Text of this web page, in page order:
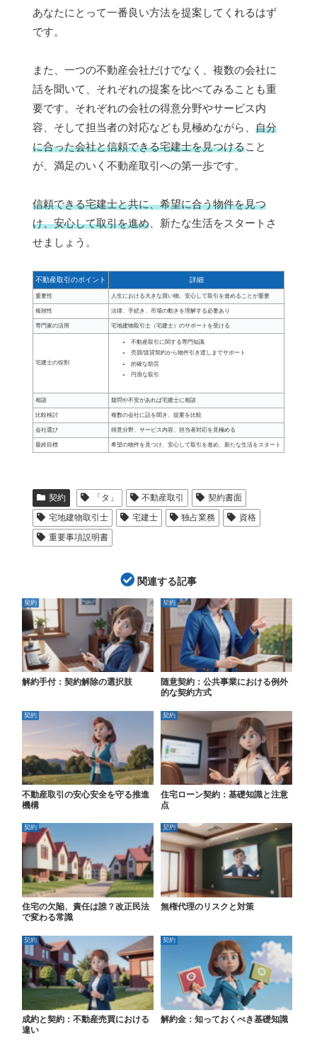
あなたにとって一番良い方法を提案してくれるはず
です。
また、一つの不動産会社だけでなく、複数の会社に
話を聞いて、それぞれの提案を比べてみることも重
要です。それぞれの会社の得意分野やサービス内
容、そして担当者の対応なども見極めながら、 自分
に合った会社と信頼できる宅建士を見つけること
が、満足のいく不動産取引への第一歩です。
信頼できる宅建士と共に、希望に合う物件を見つ
け、安心して取引を進め 、新たな生活をスタートさ
せましょう。
不動産取引のポイント 詳細
重要性 人生における大きな買い物。安心して取引を進めることが重要
複雑性 法律、手続き、市場の動きを理解する必要あり
専門家の活用 宅地建物取引士（宅建士）のサポートを受ける
宅建士の役割
不動産取引に関する専門知識
売買/賃貸契約から物件引き渡しまでサポート
的確な助言
円滑な取引
相談 疑問や不安があれば宅建士に相談
比較検討 複数の会社に話を聞き、提案を比較
会社選び 得意分野、サービス内容、担当者対応を見極める
最終目標 希望の物件を見つけ、安心して取引を進め、新たな生活をスタート
契約 「タ」 不動産取引
契約書面
宅地建物取引士
宅建士 独占業務
資格
重要事項説明書
関連する記事
契約
解約手付：契約解除の選択肢
契約
随意契約：公共事業における例外
的な契約方式
契約
不動産取引の安心安全を守る推進
機構
契約
住宅ローン契約：基礎知識と注意
点
契約
住宅の欠陥、責任は誰？改正民法
で変わる常識
契約
無権代理のリスクと対策
契約
成約と契約：不動産売買における
違い
契約
解約金：知っておくべき基礎知識